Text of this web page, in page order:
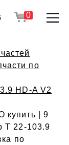
0
по
HD-A V2
купить | 9
T 22-103.9
по